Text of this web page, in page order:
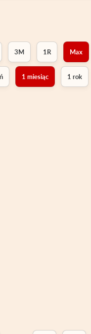
3M 1R Max
1 miesiąc 1 rok